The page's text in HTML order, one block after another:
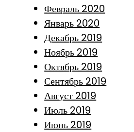
Февраль 2020
Январь 2020
Декабрь 2019
Ноябрь 2019
Октябрь 2019
Сентябрь 2019
Август 2019
Июль 2019
Июнь 2019